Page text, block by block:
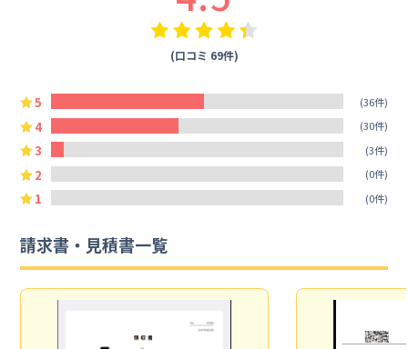
(口コミ 69件)
5 (36件)
4 (30件)
3 (3件)
2 (0件)
1 (0件)
請求書・見積書一覧